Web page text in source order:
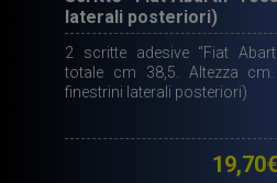
laterali posteriori)
2 scritte adesive “Fiat
totale cm 38,5. Altezza
finestrini laterali posteriori)
19,70€